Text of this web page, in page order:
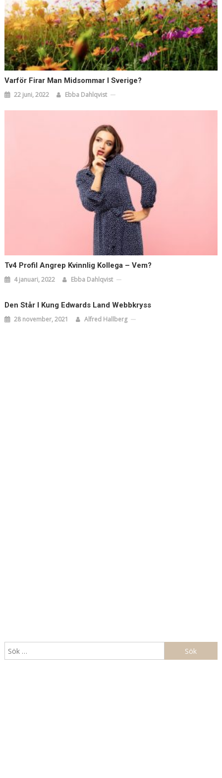
Varför Firar Man Midsommar I Sverige?
22 juni, 2022 Ebba Dahlqvist
Tv4 Profil Angrep Kvinnlig Kollega – Vem?
4 januari, 2022 Ebba Dahlqvist
Den Står I Kung Edwards Land Webbkryss
28 november, 2021 Alfred Hallberg
efter: